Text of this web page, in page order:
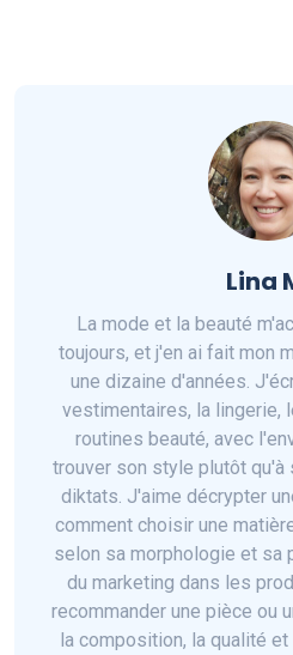
Lina
La mode et la beauté
toujours, et j'en ai fait mon
une dizaine d'années.
vestimentaires, la lingerie,
routines beauté, avec
trouver son style plutôt qu'à
diktats. J'aime décrypter
comment choisir une
selon sa morphologie et sa
du marketing dans les
recommander une pièce ou
la composition, la qualité